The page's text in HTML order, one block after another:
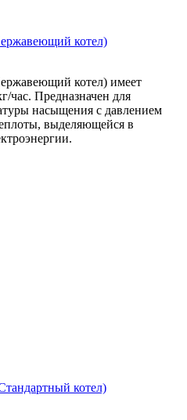
котел)
котел) имеет
час. Предназначен для
насыщения с давлением
выделяющейся в
котел)